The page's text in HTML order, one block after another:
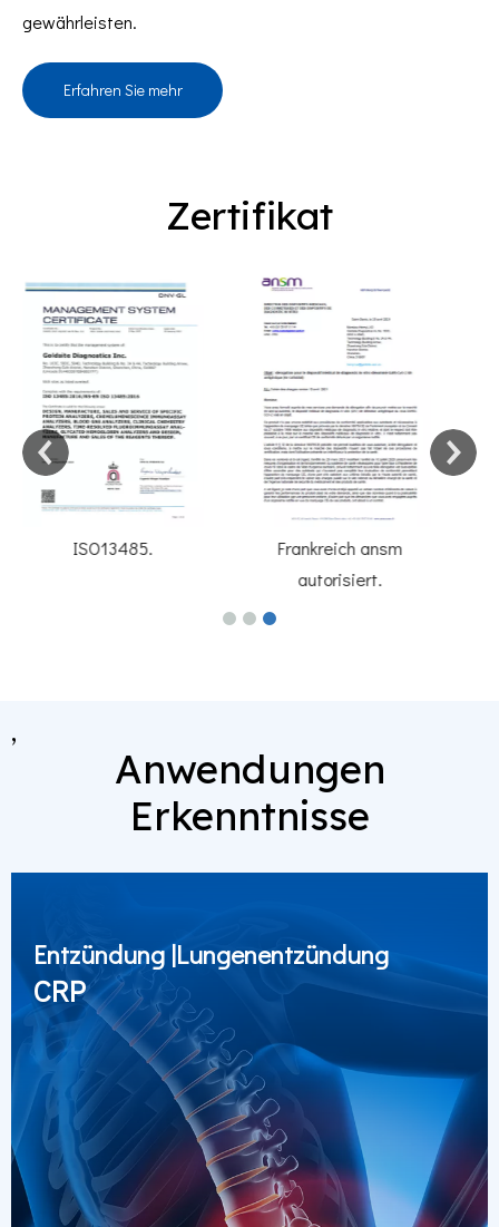
gewährleisten.
Erfahren Sie mehr
Zertifikat
Frankreich ansm
ISO9001.
,
Anwendungen
Erkenntnisse
Entzündung |Lungenentzündung
CRP